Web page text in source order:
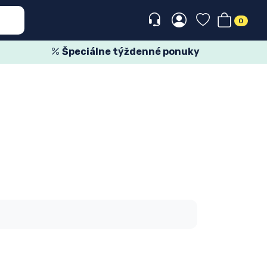
0
Špeciálne týždenné ponuky